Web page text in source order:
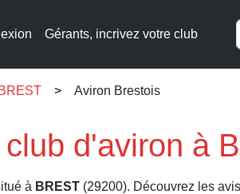
Gérants, incrivez votre club
Aviron Brestois
d'aviron à
à BREST (29200). Découvrez les